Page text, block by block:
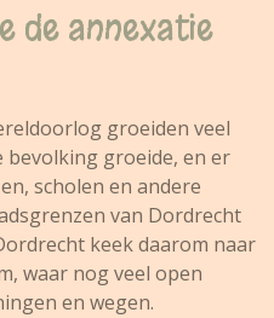
de annexatie
groeiden veel
bevolking groeide, en er
scholen en andere
van Dordrecht
keek daarom naar
waar nog veel open
en wegen.